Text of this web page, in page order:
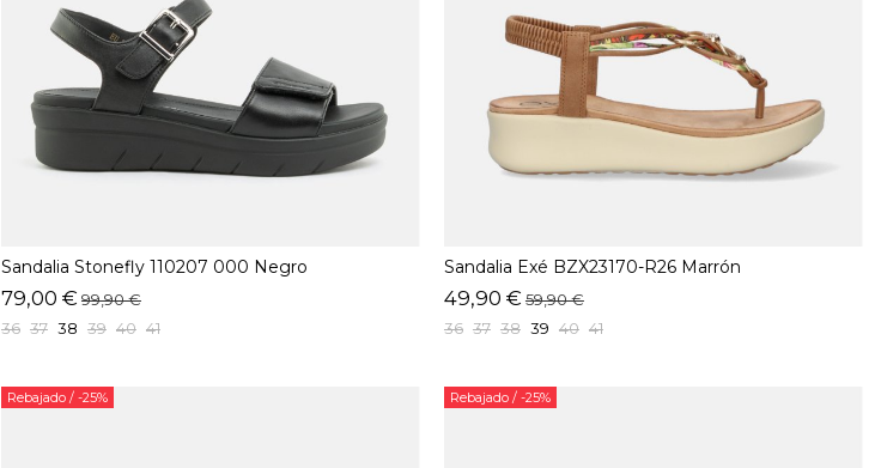
Sandalia Stonefly 110207 000 Negro
79,00 € 99,90 €
36 37 38 39 40 41
Sandalia Exé BZX23170-R26 Marrón
49,90 € 59,90 €
36 37 38 39 40 41
Rebajado / -25% Rebajado / -25%